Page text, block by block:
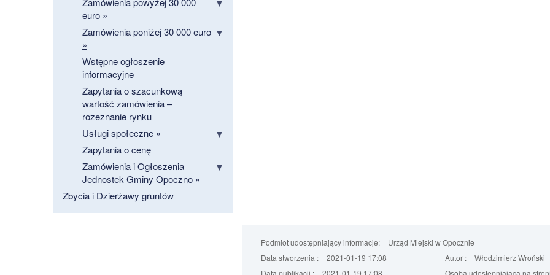
euro »
Zamówienia poniżej 30 000 euro
»
Wstępne ogłoszenie
informacyjne
Zapytania o szacunkową
wartość zamówienia –
rozeznanie rynku
Usługi społeczne »
Zapytania o cenę
Zamówienia i Ogłoszenia
Jednostek Gminy Opoczno »
Zbycia i Dzierżawy gruntów
Podmiot udostępniający informacje:
Urząd Miejski w Opocznie
Data stworzenia :
2021-01-19 17:08 Autor :
Włodzimierz Wroński